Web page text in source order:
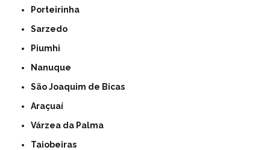
Porteirinha
Sarzedo
Piumhi
Nanuque
São Joaquim de Bicas
Araçuaí
Várzea da Palma
Taiobeiras